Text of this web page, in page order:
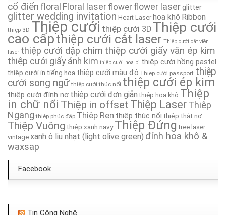
Thiệp Cưới TA268A
Thiệp cưới TA298
Thiệp Cưới TA071
Thiệp Cưới TA217A
Thiệp Cưới TA044
Thiệp Cưới TA252A
cổ điển floral Floral laser flower flower laserglitter
glitter wedding invitation Heart Laser hoa khô Ribbon
thiệp 3D Thiệp cưới thiệp cưới 3D Thiệp cưới
cao cấpthiệp cưới cắt laser Thiệp cưới cắt viền
laser thiệp cưới dập chìm thiệp cưới giấy vân ép kim
thiệp cưới giấy ánh kim thiệp cưới hoa bi thiệp cưới hồng pastel
thiệp cưới in tiếng hoa thiệp cưới màu đỏ Thiệp cưới passport thiệp
cưới song ngữ thiệp cưới thúc nổi thiệp cưới ép kim
thiệp cưới đính nơ thiệp cưới đơn giản thiệp hoa khô Thiệp
in chữ nổi Thiệp in offset Thiệp LaserThiệp
Ngang thiệp phúc đáp Thiệp Ren thiệp thúc nổi thiệp thắt nơ
Thiệp Vuông thiệp xanh navy Thiệp Đứng tree laser
vintage xanh ô liu nhạt (light olive green) đính hoa khô &
waxsap
Facebook
Tin Công Nghệ